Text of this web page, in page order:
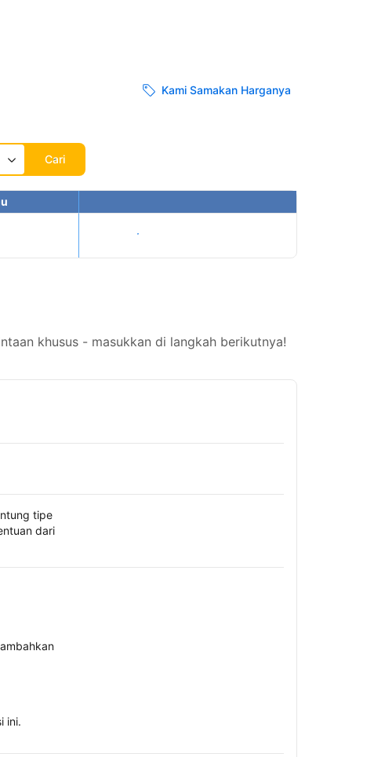
Kami Samakan Harganya
Cari
Tampilkan harga
khusus - masukkan di langkah berikutnya!
tipe
dari
ini.